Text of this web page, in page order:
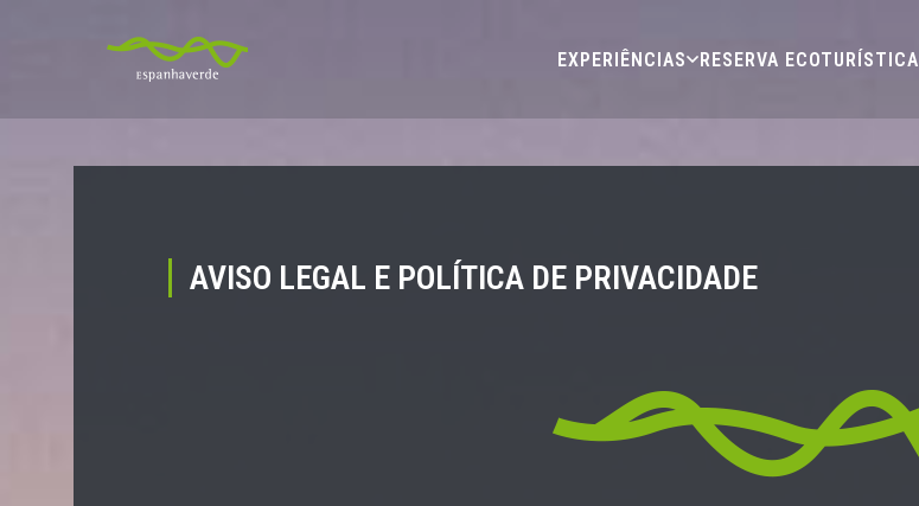
EXPERIÊNCIAS RESERVA ECOTURÍSTICA
AVISO LEGAL E POLÍTICA DE PRIVACIDADE